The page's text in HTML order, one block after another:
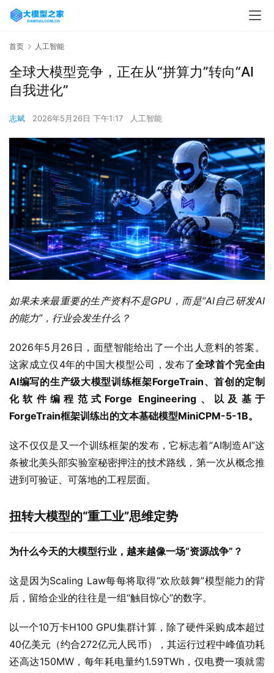
首页 人工智能
全球大模型竞争，正在从“拼算力”转向“AI
自我进化”
志斌 2026年5月26日 下午1:17 人工智能
如果未来最重要的生产资料不是GPU，而是“AI自己研发AI
的能力”，行业会发生什么？
2026年5月26日，面壁智能给出了一个出人意料的答案。
这家成立仅4年的中国大模型公司，发布了全球首个完全由
AI编写的生产级大模型训练框架ForgeTrain、首创的定制
化软件编程范式Forge Engineering、以及基于
ForgeTrain框架训练出的文本基础模型MiniCPM-5-1B。
这不仅仅是又一个训练框架的发布，它标志着”AI制造AI”这
条被北美头部实验室秘密押注的技术路线，第一次从概念推
进到可验证、可落地的工程层面。
扭转大模型的“重工业”思维定势
为什么今天的大模型行业，越来越像一场”资源战争”？
这是因为Scaling Law每每将取得“欢欣鼓舞”模型能力的背
后，留给企业的往往是一组“触目惊心”的数字。
以一个10万卡H100 GPU集群计算，除了硬件采购成本超过
40亿美元（约合272亿元人民币），其运行过程中峰值功耗
还高达150MW，每年耗电量约1.59TWh，仅电费一项就需